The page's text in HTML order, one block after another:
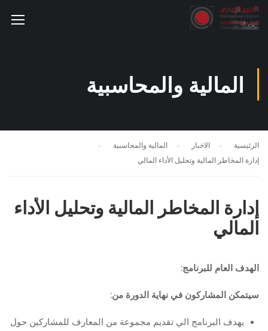
المالية والمحاسبية
الرئيسية الاخبار
المالية والمحاسبية
إدارة المخاطر المالية وتحليل الأداء المالي
إدارة المخاطر المالية وتحليل الأداء
المالي
الهدف العام للبرنامج:
سيتمكن المشاركون في نهاية الدورة من:
يهدف البرنامج الي تقديم مجموعة من المعارف للمشاركين حول